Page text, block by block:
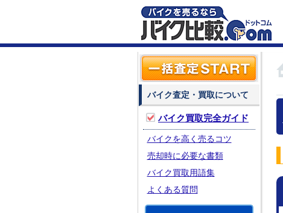
バイク査定・買取について
バイク買取完全ガイド
バイクを高く売るコツ
売却時に必要な書類
バイク買取用語集
よくある質問